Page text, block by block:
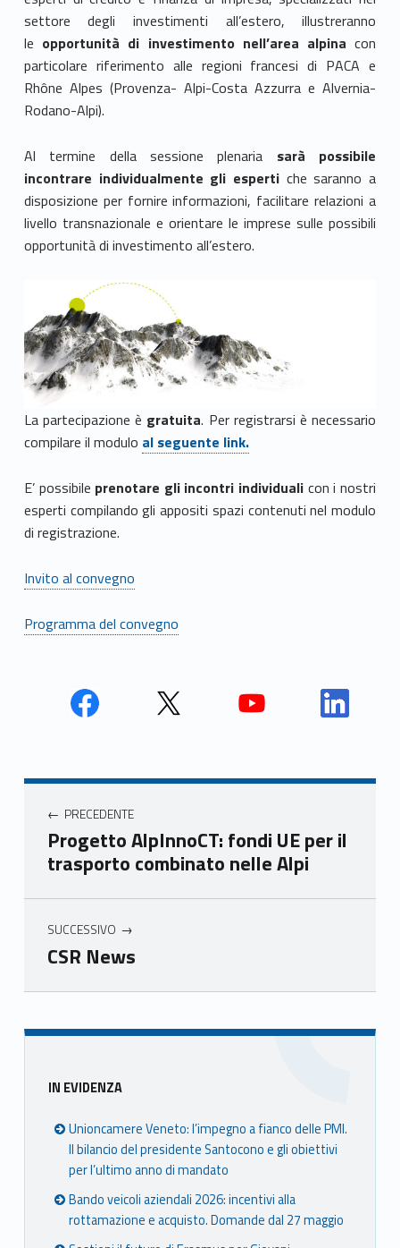
settore degli investimenti all’estero, illustreranno
le opportunità di investimento nell’area alpina con
particolare riferimento alle regioni francesi di PACA e
Rhône Alpes (Provenza- Alpi-Costa Azzurra e Alvernia-
Rodano-Alpi).
Al termine della sessione plenaria sarà possibile
incontrare individualmente gli esperti che saranno a
disposizione per fornire informazioni, facilitare relazioni a
livello transnazionale e orientare le imprese sulle possibili
opportunità di investimento all’estero.
La partecipazione è gratuita. Per registrarsi è necessario
compilare il modulo al seguente link.
E’ possibile prenotare gli incontri individuali con i nostri
esperti compilando gli appositi spazi contenuti nel modulo
di registrazione.
Invito al convegno
Programma del convegno
Unio
mer
e
Ven
Unio
e
Ven
Unio
e
Ven
Unio
e
Navigazione articoli
PRECEDENTE
Progetto AlpInnoCT: fondi UE per il
trasporto combinato nelle Alpi
SUCCESSIVO
CSR News
Skip back to main navigation
Sidebar
IN EVIDENZA
Unioncamere Veneto: l’impegno a fianco delle PMI.
Il bilancio del presidente Santocono e gli obiettivi
per l’ultimo anno di mandato
Bando veicoli aziendali 2026: incentivi alla
rottamazione e acquisto. Domande dal 27 maggio